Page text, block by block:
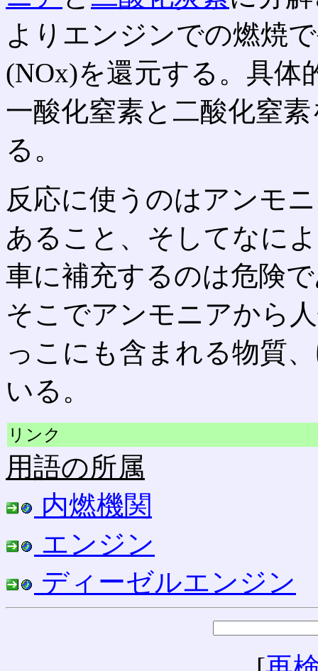
よりエンジンでの燃焼
(NOx)を還元する。具体
一酸化窒素と二酸化窒
る。
反応に使うのはアンモ
あること、そしてなに
車に補充するのは危険
そこでアンモニアから
っこにも含まれる物質
いる。
リンク
用語の所属
内燃機関
エンジン
ディーゼルエンジン